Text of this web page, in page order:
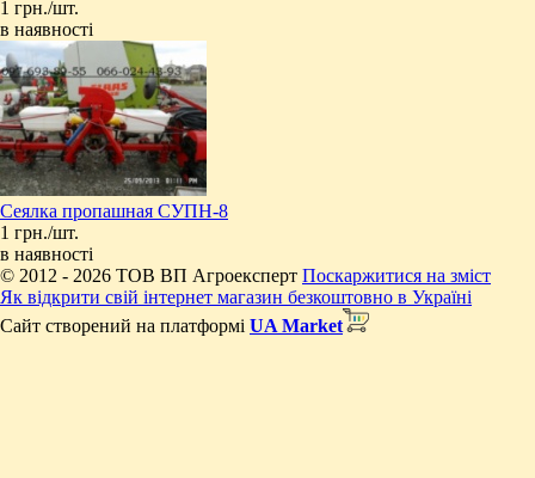
1 грн./шт.
в наявності
Сеялка пропашная СУПН-8
1 грн./шт.
в наявності
© 2012 - 2026 ТОВ ВП Агроексперт Поскаржитися на зміст
Як відкрити свій інтернет магазин безкоштовно в Україні
Сайт створений на платформі UA Market